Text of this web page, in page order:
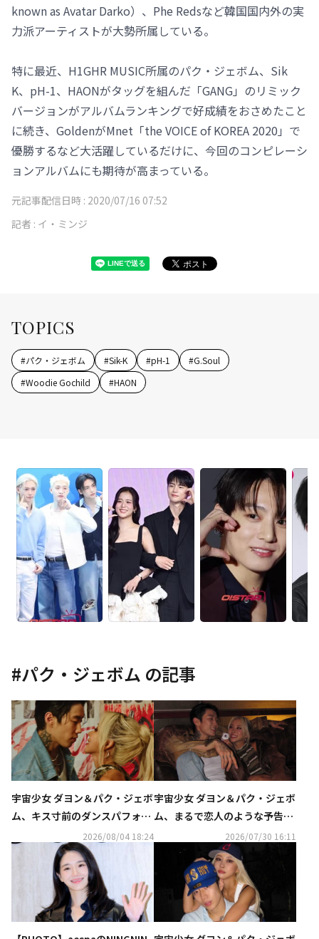
known as Avatar Darko）、Phe Redsなど韓国国内外の実
力派アーティストが大勢所属している。
特に最近、H1GHR MUSIC所属のパク・ジェボム、Sik
K、pH-1、HAONがタッグを組んだ「GANG」のリミック
バージョンがアルバムランキングで好成績をおさめたこと
に続き、GoldenがMnet「the VOICE of KOREA 2020」で
優勝するなど大活躍しているだけに、今回のコンピレーシ
ョンアルバムにも期待が高まっている。
元記事配信日時 : 2020/07/16 07:52
記者 : イ・ミンジ
TOPICS
#パク・ジェボム #Sik-K #pH-1 #G.Soul
#Woodie Gochild #HAON
#パク・ジェボム の記事
宇宙少女 ダヨン＆パク・ジェボ
ム、キス寸前のダンスパフォー
マンスに注目！コラボ曲「FLIR
TY」MV公開
2026/08/04 18:24
宇宙少女 ダヨン＆パク・ジェボ
ム、まるで恋人のような予告イ
メージ公開！8月にコラボ曲リ
リースへ
2026/07/30 16:11